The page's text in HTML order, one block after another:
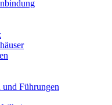
und Führungen